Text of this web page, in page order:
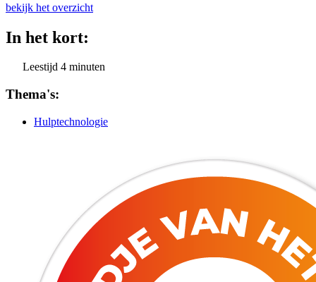
bekijk het overzicht
In het kort:
Leestijd 4 minuten
Thema's:
Hulptechnologie